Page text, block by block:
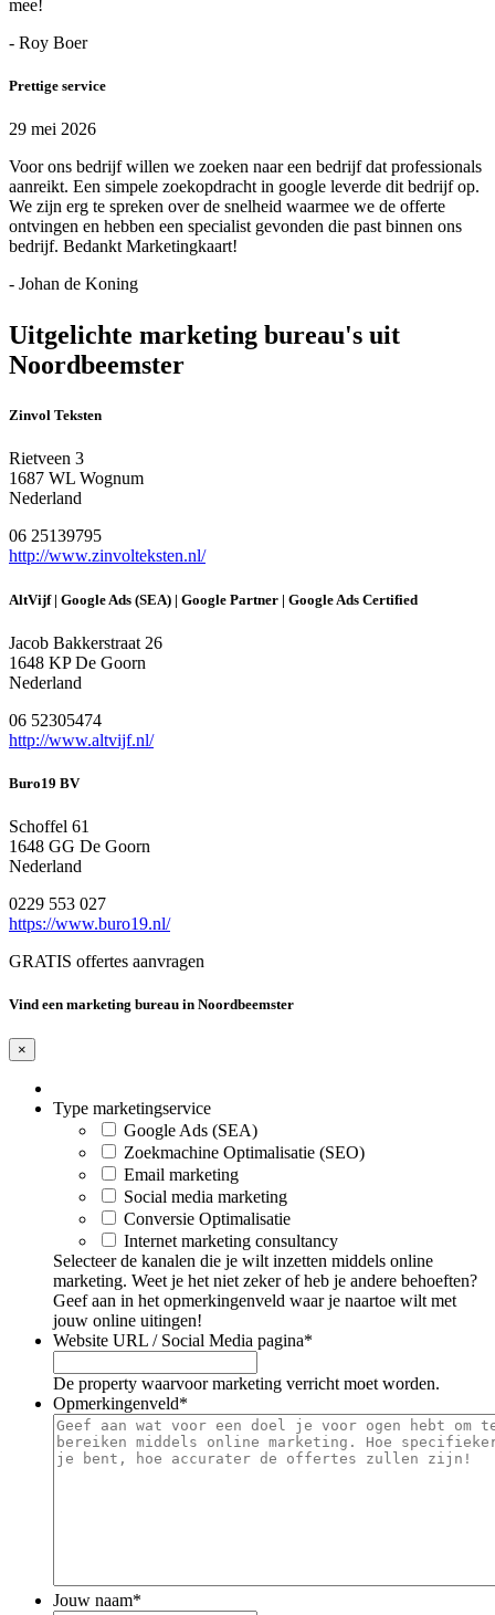
mee!
- Roy Boer
Prettige service
29 mei 2026
Voor ons bedrijf willen we zoeken naar een bedrijf dat professionals
aanreikt. Een simpele zoekopdracht in google leverde dit bedrijf op.
We zijn erg te spreken over de snelheid waarmee we de offerte
ontvingen en hebben een specialist gevonden die past binnen ons
bedrijf. Bedankt Marketingkaart!
- Johan de Koning
Uitgelichte marketing bureau's uit
Noordbeemster
Zinvol Teksten
Rietveen 3
1687 WL Wognum
Nederland
06 25139795
http://www.zinvolteksten.nl/
AltVijf | Google Ads (SEA) | Google Partner | Google Ads Certified
Jacob Bakkerstraat 26
1648 KP De Goorn
Nederland
06 52305474
http://www.altvijf.nl/
Buro19 BV
Schoffel 61
1648 GG De Goorn
Nederland
0229 553 027
https://www.buro19.nl/
GRATIS offertes aanvragen
Vind een marketing bureau in Noordbeemster
×
Type marketingservice
Google Ads (SEA)
Zoekmachine Optimalisatie (SEO)
Email marketing
Social media marketing
Conversie Optimalisatie
Internet marketing consultancy
Selecteer de kanalen die je wilt inzetten middels online
marketing. Weet je het niet zeker of heb je andere behoeften?
Geef aan in het opmerkingenveld waar je naartoe wilt met
jouw online uitingen!
Website URL / Social Media pagina*
De property waarvoor marketing verricht moet worden.
Opmerkingenveld*
Jouw naam*